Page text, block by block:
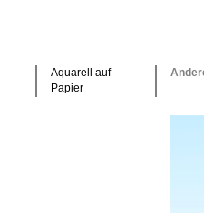
Aquarell auf
Papier